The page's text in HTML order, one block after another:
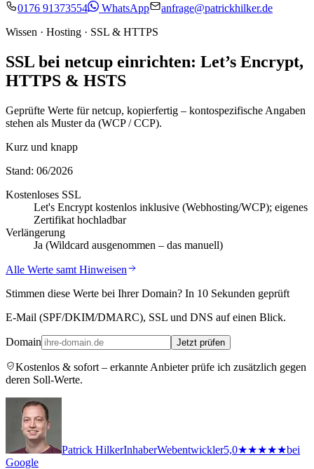
0176 91373554
WhatsApp
anfrage@patrickhilker.de
Wissen · Hosting · SSL & HTTPS
SSL bei netcup einrichten: Let’s Encrypt,
HTTPS & HSTS
Geprüfte Werte für netcup, kopierfertig – kontospezifische Angaben
stehen als Muster da (WCP / CCP).
Kurz und knapp
Stand: 06/2026
Kostenloses SSL
Let's Encrypt kostenlos inklusive (Webhosting/WCP); eigenes
Zertifikat hochladbar
Verlängerung
Ja (Wildcard ausgenommen – das manuell)
Alle Werte samt Hinweisen
Stimmen diese Werte bei Ihrer Domain? In 10 Sekunden geprüft
E-Mail (SPF/DKIM/DMARC), SSL und DNS auf einen Blick.
Domain Jetzt prüfen
Kostenlos & sofort – erkannte Anbieter prüfe ich zusätzlich gegen
deren Soll-Werte.
Patrick HilkerInhaberWebentwickler5,0★★★★★bei
Google